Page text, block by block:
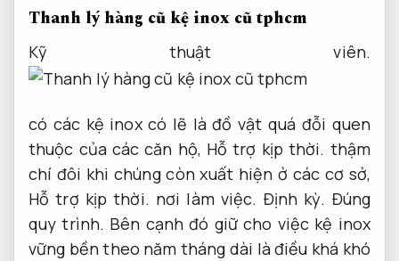
Thanh lý hàng cũ kệ inox cũ tphcm
Kỹ thuật viên.
có các kệ inox có lẽ là đồ vật quá đỗi quen
thuộc của các căn hộ, Hỗ trợ kịp thời. thậm
chí đôi khi chúng còn xuất hiện ở các cơ sở,
Hỗ trợ kịp thời. nơi làm việc. Định kỳ. Đúng
quy trình. Bên cạnh đó giữ cho việc kệ inox
vững bền theo năm tháng dài là điều khá khó